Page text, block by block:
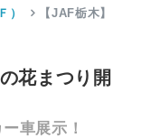
） 【JAF栃木】
花まつり開
車展示！